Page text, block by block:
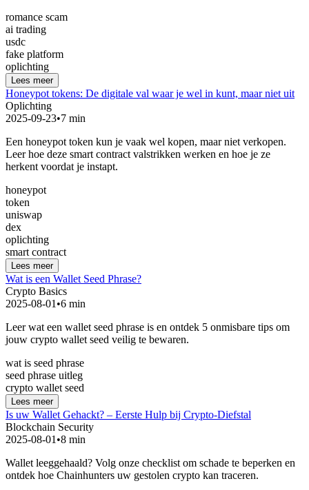
romance scam
ai trading
usdc
fake platform
oplichting
Lees meer
Honeypot tokens: De digitale val waar je wel in kunt, maar niet uit
Oplichting
2025-09-23•7 min
Een honeypot token kun je vaak wel kopen, maar niet verkopen.
Leer hoe deze smart contract valstrikken werken en hoe je ze
herkent voordat je instapt.
honeypot
token
uniswap
dex
oplichting
smart contract
Lees meer
Wat is een Wallet Seed Phrase?
Crypto Basics
2025-08-01 •6 min
Leer wat een wallet seed phrase is en ontdek 5 onmisbare tips om
jouw crypto wallet seed veilig te bewaren.
wat is seed phrase
seed phrase uitleg
crypto wallet seed
Lees meer
Is uw Wallet Gehackt? – Eerste Hulp bij Crypto-Diefstal
Blockchain Security
2025-08-01 •8 min
Wallet leeggehaald? Volg onze checklist om schade te beperken en
ontdek hoe Chainhunters uw gestolen crypto kan traceren.